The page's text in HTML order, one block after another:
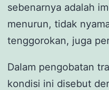
sebenarnya adalah
menurun, tidak
tenggorokan, juga
Dalam pengobatan
kondisi ini disebut